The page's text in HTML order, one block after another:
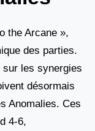
the Arcane »,
des parties.
sur les synergies
désormais
Anomalies. Ces
4-6,